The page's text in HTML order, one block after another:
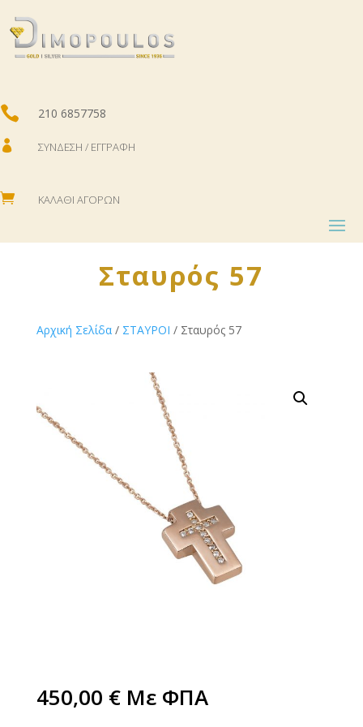
 210 6857758
 ΣΎΝΔΕΣΗ / ΕΓΓΡΑΦΉ
 ΚΑΛΆΘΙ ΑΓΟΡΏΝ
Σταυρός 57
Αρχική Σελίδα/ ΣΤΑΥΡΟΙ / Σταυρός 57
450,00 € Με ΦΠΑ